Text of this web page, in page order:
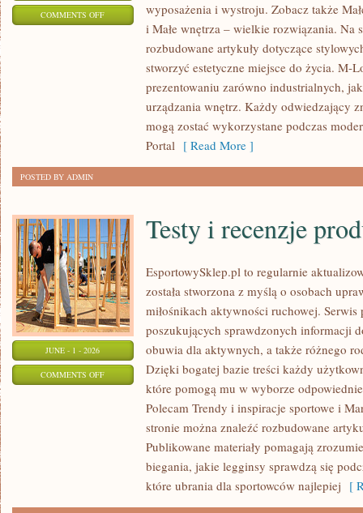
COMMENTS OFFON
wyposażenia i wystroju. Zobacz także
i Małe wnętrza – wielkie rozwiązania. Na
rozbudowane artykuły dotyczące
stworzyć estetyczne miejsce do życia. M-
prezentowaniu zarówno industrialnych,
urządzania wnętrz. Każdy odwiedzający
mogą zostać wykorzystane podczas
Portal [ Read More ]
POSTED BY ADMIN
JUNE - 1 - 2026
COMMENTS OFFON
PRODUKTÓW
Testy i recenzje
EsportowySklep.pl to regularnie
została stworzona z myślą o osobach
miłośnikach aktywności ruchowej.
poszukujących sprawdzonych informacji
obuwia dla aktywnych, a także różnego
Dzięki bogatej bazie treści każdy
które pomogą mu w wyborze
Polecam Trendy i inspiracje sportowe i
stronie można znaleźć rozbudowane
Publikowane materiały pomagają
biegania, jakie legginsy sprawdzą się
które ubrania dla sportowców najlepiej [